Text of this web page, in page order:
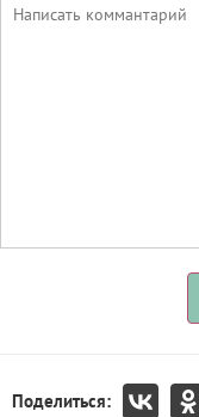
Поделиться: